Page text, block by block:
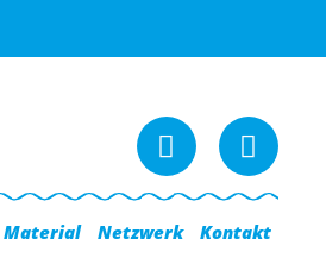
I
n
s
t
a
M
a
s
t
o
Material Netzwerk Kontakt